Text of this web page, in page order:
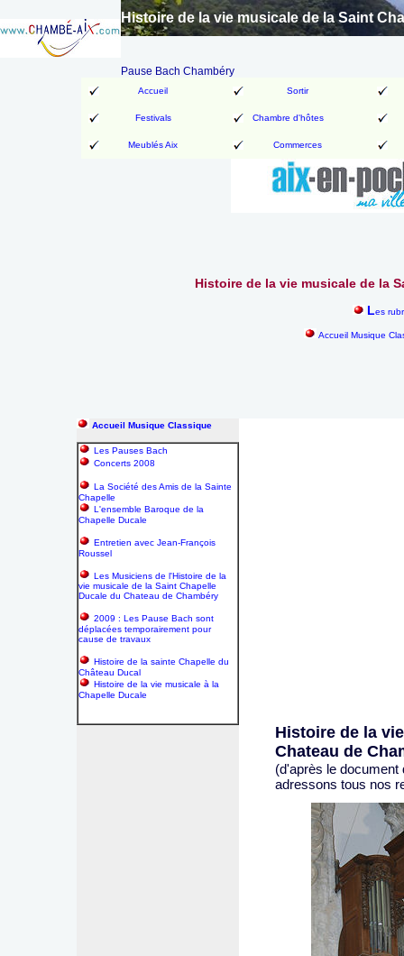
Histoire de la vie musicale de la Saint
Pause Bach Chambéry
Accueil Sortir
Festivals Chambre d'hôtes
Meublés Aix Commerces
Histoire de la vie musicale de la
Les
Accueil Musique
Accueil Musique Classique
Les Pauses Bach
Concerts 2008
La Société des Amis de la Sainte
Chapelle
L'ensemble Baroque de la
Chapelle Ducale
Entretien avec Jean-François
Roussel
Les Musiciens de l'Histoire de la
vie musicale de la Saint Chapelle
Ducale du Chateau de Chambéry
2009 : Les Pause Bach sont
déplacées temporairement pour
cause de travaux
Histoire de la sainte Chapelle du
Château Ducal
Histoire de la vie musicale à la
Chapelle Ducale
Histoire de la
Chateau de
(d'après le document
adressons tous nos